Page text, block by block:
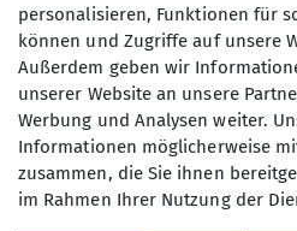
personalisieren, Funktionen für
können und Zugriffe auf unsere
Außerdem geben wir
unserer Website an unsere
Werbung und Analysen weiter.
Informationen möglicherweise
zusammen, die Sie ihnen
im Rahmen Ihrer Nutzung der